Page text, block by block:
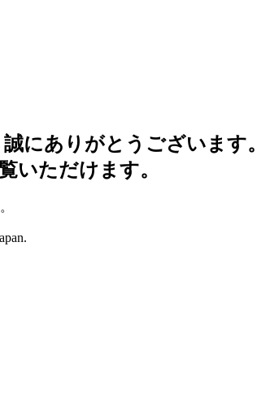
にありがとうございます。
いただけます。